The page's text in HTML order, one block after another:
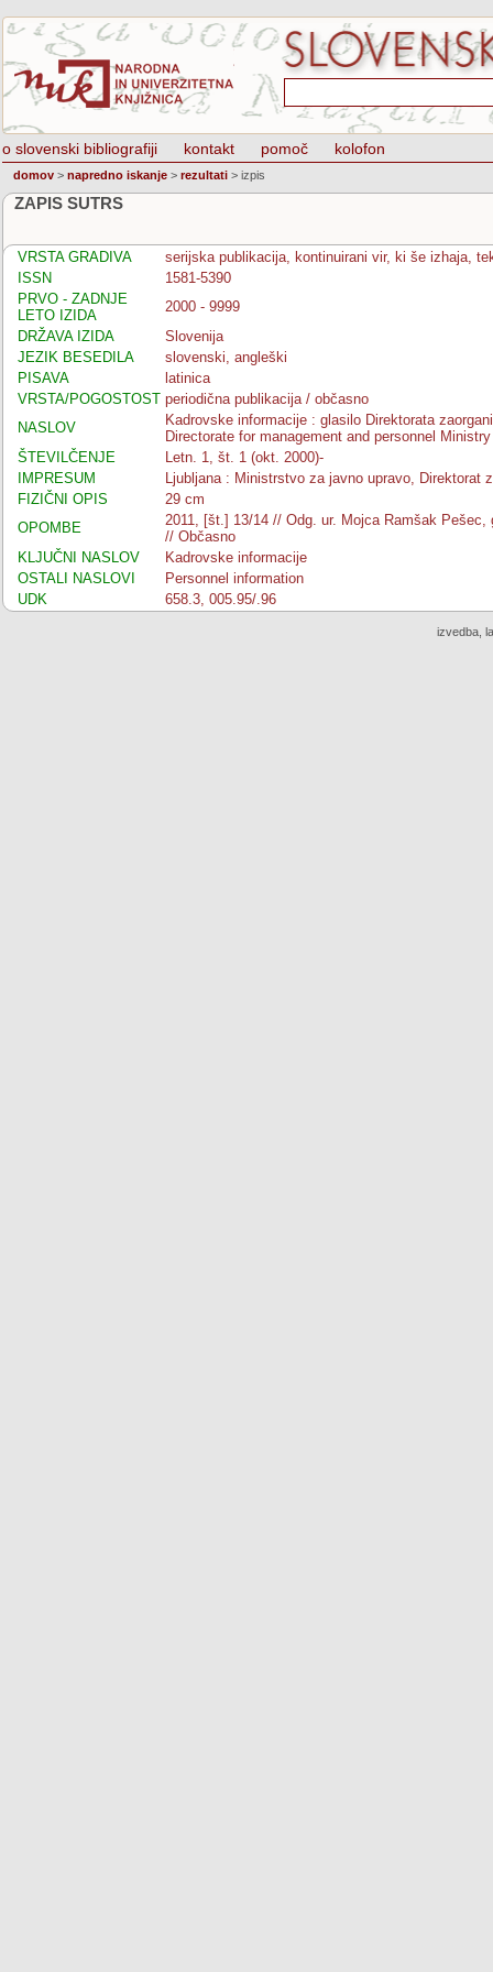
o slovenski bibliografiji kontakt pomoč kolofon
domov > napredno iskanje > rezultati > izpis
ZAPIS SUTRS
VRSTA GRADIVA
serijska publikacija, kontinuirani vir, ki še izhaja,
ISSN
1581-5390
PRVO - ZADNJE
LETO IZIDA
2000 - 9999
DRŽAVA IZIDA
Slovenija
JEZIK BESEDILA
slovenski, angleški
PISAVA
latinica
VRSTA/POGOSTOST periodična publikacija / občasno
NASLOV
Kadrovske informacije : glasilo Direktorata
Directorate for management and personnel
ŠTEVILČENJE
Letn. 1, št. 1 (okt. 2000)-
IMPRESUM
Ljubljana : Ministrstvo za javno upravo, Direktorat
FIZIČNI OPIS
29 cm
OPOMBE
2011, [št.] 13/14 // Odg. ur. Mojca Ramšak
// Občasno
KLJUČNI NASLOV
Kadrovske informacije
OSTALI NASLOVI
Personnel information
UDK
658.3, 005.95/.96
izvedba,